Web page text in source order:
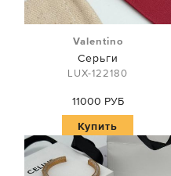
Valentino
Серьги
LUX-122180
11000 РУБ
Купить